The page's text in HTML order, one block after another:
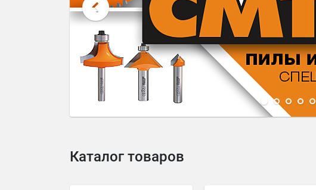
1 2
Каталог товаров